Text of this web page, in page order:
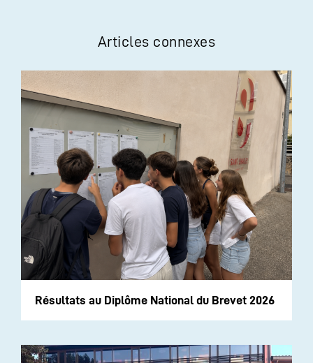
Articles connexes
Résultats au Diplôme National du Brevet 2026